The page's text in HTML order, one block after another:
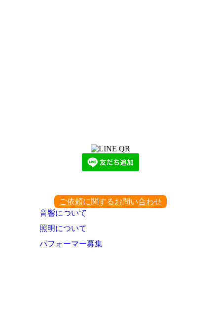
ご依頼に関するお問い合わせ
音響について
照明について
パフォーマー募集